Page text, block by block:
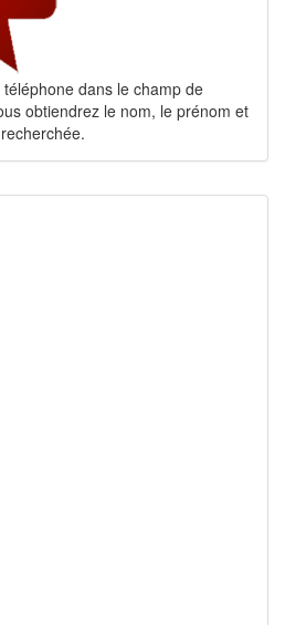
dans le champ de
obtiendrez le nom, le prénom et